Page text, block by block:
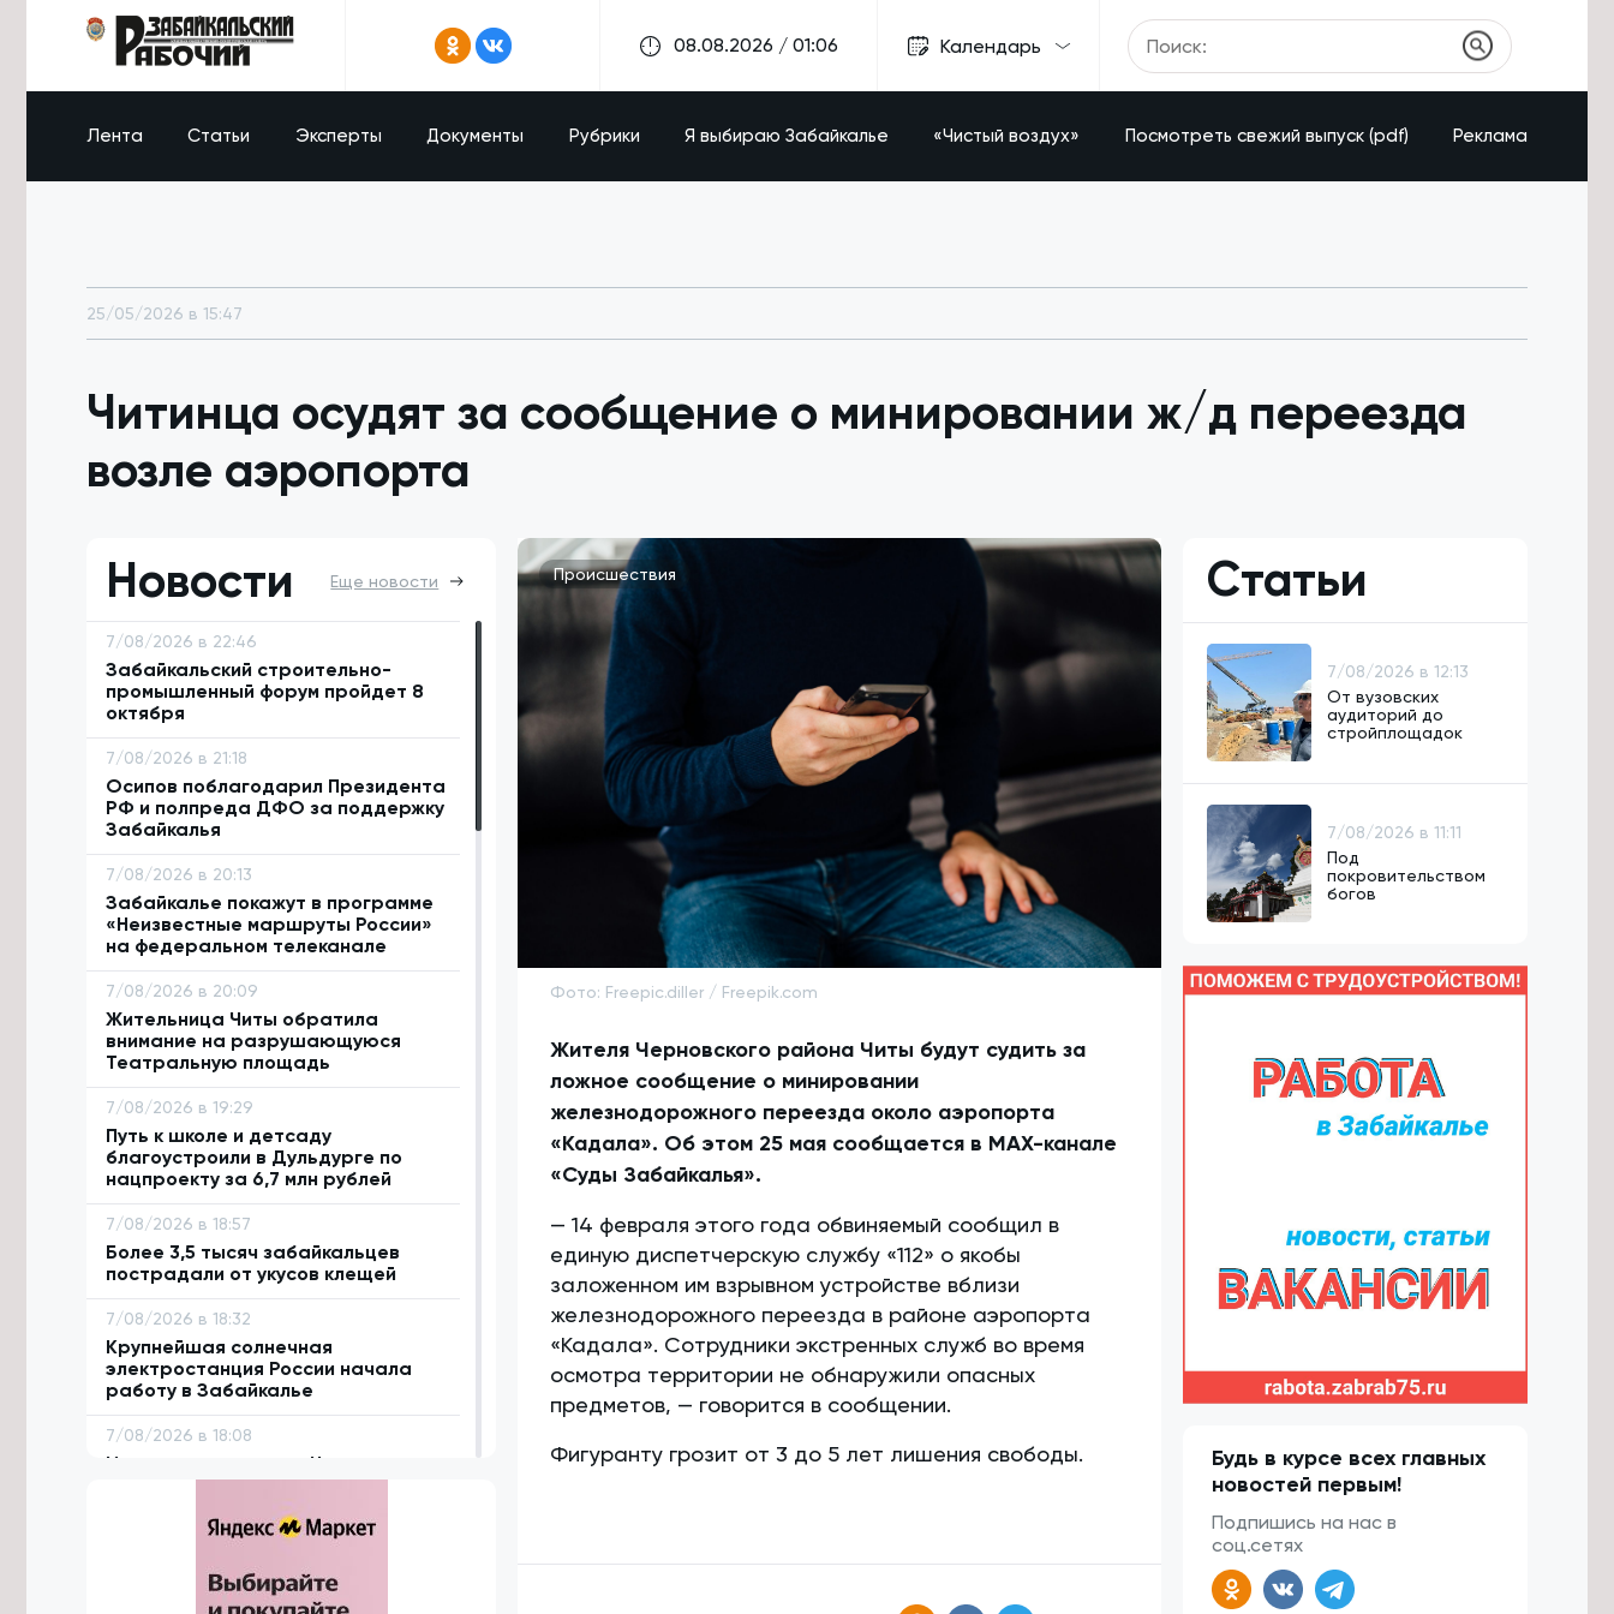
08.08.2026 / 01:06 Календарь
Лента Статьи Эксперты Документы Рубрики Я выбираю Забайкалье «Чистый воздух» Посмотреть свежий выпуск (pdf) Реклама
25/05/2026 в 15:47
Читинца осудят за сообщение о минировании ж/д переезда
возле аэропорта
Новости
Еще новости
7/08/2026 в 22:46
Забайкальский строительно-
промышленный форум пройдет 8
октября
7/08/2026 в 21:18
Осипов поблагодарил Президента
РФ и полпреда ДФО за поддержку
Забайкалья
7/08/2026 в 20:13
Забайкалье покажут в программе
«Неизвестные маршруты России»
на федеральном телеканале
7/08/2026 в 20:09
Жительница Читы обратила
внимание на разрушающуюся
Театральную площадь
7/08/2026 в 19:29
Путь к школе и детсаду
благоустроили в Дульдурге по
нацпроекту за 6,7 млн рублей
7/08/2026 в 18:57
Более 3,5 тысяч забайкальцев
пострадали от укусов клещей
7/08/2026 в 18:32
Крупнейшая солнечная
электростанция России начала
работу в Забайкалье
7/08/2026 в 18:08
Исторические улицы Читы
благоустроят за 1,5 млрд рублей до
Аграриям Забайкалья нужно
заготовить 1,1 млн тонн сена к зиме
Происшествия
Фото: Freepic.diller / Freepik.com
Жителя Черновского района Читы будут судить за
ложное сообщение о минировании
железнодорожного переезда около аэропорта
«Кадала». Об этом 25 мая сообщается в MAX-канале
«Суды Забайкалья».
— 14 февраля этого года обвиняемый сообщил в
единую диспетчерскую службу «112» о якобы
заложенном им взрывном устройстве вблизи
железнодорожного переезда в районе аэропорта
«Кадала». Сотрудники экстренных служб во время
осмотра территории не обнаружили опасных
предметов, — говорится в сообщении.
Фигуранту грозит от 3 до 5 лет лишения свободы.
Статьи
7/08/2026 в 12:13
От вузовских
аудиторий до
стройплощадок
7/08/2026 в 11:11
Под
покровительством
богов
Будь в курсе всех главных
новостей первым!
Подпишись на нас в
соц.сетях